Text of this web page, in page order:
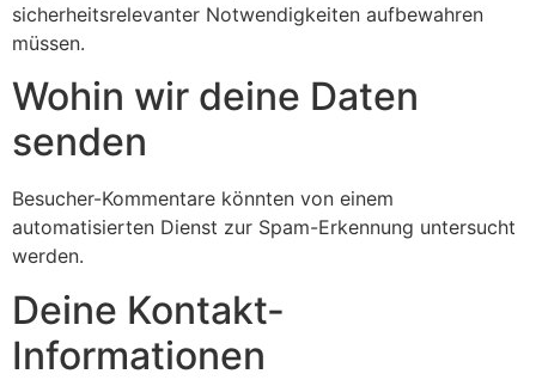
sicherheitsrelevanter Notwendigkeiten aufbewahren
müssen.
Wohin wir deine Daten
senden
Besucher-Kommentare könnten von einem
automatisierten Dienst zur Spam-Erkennung untersucht
werden.
Deine Kontakt-
Informationen